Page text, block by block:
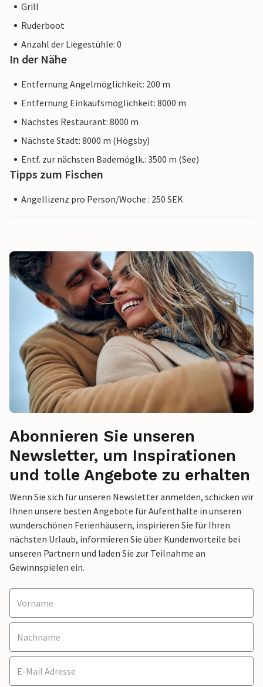
Grill
Ruderboot
Anzahl der Liegestühle: 0
In der Nähe
Entfernung Angelmöglichkeit: 200 m
Entfernung Einkaufsmöglichkeit: 8000 m
Nächstes Restaurant: 8000 m
Nächste Stadt: 8000 m (Högsby)
Entf. zur nächsten Bademöglk.: 3500 m (See)
Tipps zum Fischen
Angellizenz pro Person/Woche : 250 SEK
Abonnieren Sie unseren
Newsletter, um Inspirationen
und tolle Angebote zu erhalten
Wenn Sie sich für unseren Newsletter anmelden, schicken wir
Ihnen unsere besten Angebote für Aufenthalte in unseren
wunderschönen Ferienhäusern, inspirieren Sie für Ihren
nächsten Urlaub, informieren Sie über Kundenvorteile bei
unseren Partnern und laden Sie zur Teilnahme an
Gewinnspielen ein.